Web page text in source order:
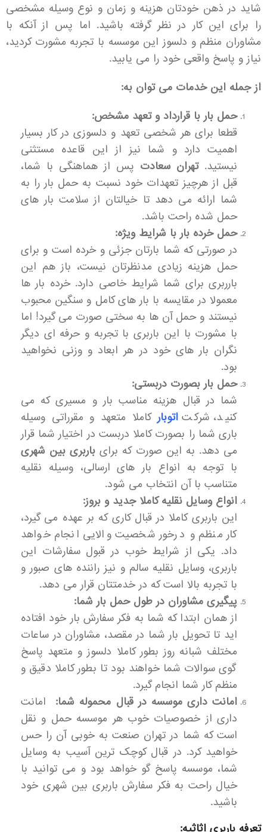
شاید در ذهن خودتان هزینه و زمان و نوع وسیله مشخصی
را برای این کار در نظر گرفته باشید. اما پس از آنکه با
مشاوران منظم و دلسوز این موسسه با تجربه مشورت کردید،
نیاز و پاسخ واقعی خود را می یابید.
از جمله این خدمات می توان به:
حمل بار با قرارداد و تعهد مشخص:
قطعا برای هر شخصی تعهد و دلسوزی در کار بسیار
اهمیت دارد و شما نیز از این قاعده مستثنی
نیستید.تهران سعادت پس از هماهنگی با شما،
قبل از هرچیز تعهدات خود نسبت به حمل بار را به
شما ارائه می دهد تا خیالتان از سلامت بار های
حمل شده راحت باشد.
حمل خرده بار با شرایط ویژه:
در صورتی که شما بارتان جزئی و خرده است و برای
حمل هزینه زیادی مدنظرتان نیست، باز هم این
بارربری برای شما شرایط خاصی دارد. خرده بار ها
معمولا در مقایسه با بار های کامل و سنگین محبوب
نیستند و حمل آن ها به سختی صورت می گیرد! اما
با مشورت با این باربری با تجربه و حرفه ای دیگر
نگران بار های خود در هر ابعاد و وزنی نخواهید
بود.
حمل بار بصورت دربستی:
شما در قبال هزینه مناسب بار و مسیری که می
کنید، شرکتاتوبار کاملا متعهد و مقرراتی وسیله
باری شما را بصورت کاملا دربست در اختیار شما قرار
می دهد. به این صورت که برای باربری بین شهری
با توجه به انواع بار های ارسالی، وسیله نقلیه
متناسب با آن انتخاب می شود.
انواع وسایل نقلیه کاملا جدید و بروز:
این باربری کاملا در قبال کاری که بر عهده می گیرد،
کار منظم و درخور شخصیت والایی انجام خواهد
داد. یکی از شرایط خوب در قبول سفارشات این
باربری، وسایل نقلیه سالم و نیز راننده های صبور و
با تجربه بالا است که در خدمتتان قرار می دهد.
پیگیری مشاوران در طول حمل بار شما:
از همان ابتدا که شما به فکر سفارش بار خود افتاده
اید تا تحویل بار شما در مقصد، مشاوران در ساعات
مختلف شبانه روز بطور کاملا دلسوز و متعهد پاسخ
گوی سوالات شما خواهند بود تا بطور کاملا دقیق و
منظم کار شما انجام گیرد.
امانت داری موسسه در قبال محموله شما:
امانت
داری از خصوصیات خوب هر موسسه حمل و نقل
است که شما در تهران صنعت به خوبی آن را حس
خواهید کرد. در قبال کوچک ترین آسیب به وسایل
شما، موسسه پاسخ گو خواهد بود و می توانید با
خیال راحت به فکر سفارش باربری بین شهری خود
باشید.
تعرفه باربری اثاثیه: